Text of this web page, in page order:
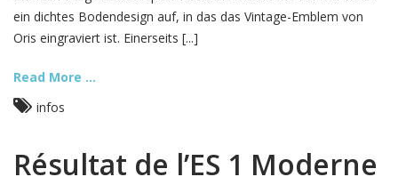
ein dichtes Bodendesign auf, in das das Vintage-Emblem von
Oris eingraviert ist. Einerseits [...]
Read More ...
infos
Résultat de l’ES 1 Moderne